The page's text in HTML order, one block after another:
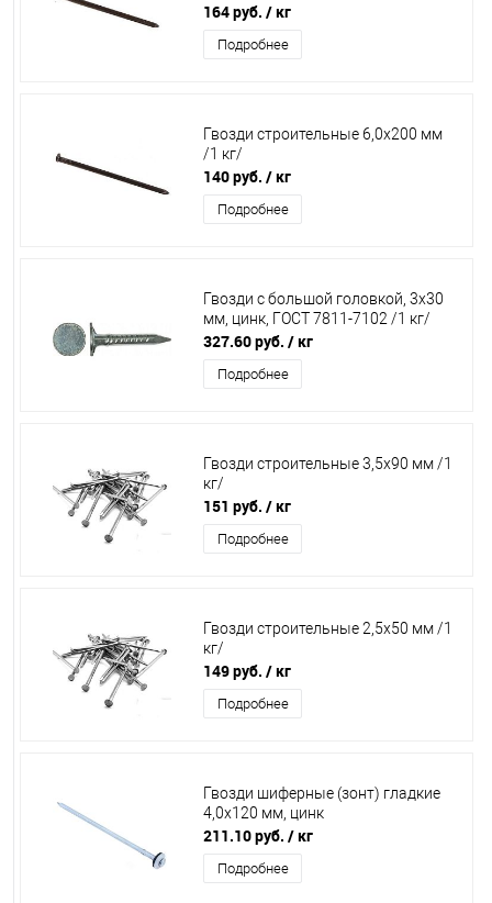
164 руб. / кг
Подробнее
Гвозди строительные 6,0х200 мм
/1 кг/
140 руб. / кг
Подробнее
Гвозди с большой головкой, 3х30
мм, цинк, ГОСТ 7811-7102 /1 кг/
327.60 руб. / кг
Подробнее
Гвозди строительные 3,5х90 мм /1
кг/
151 руб. / кг
Подробнее
Гвозди строительные 2,5х50 мм /1
кг/
149 руб. / кг
Подробнее
Гвозди шиферные (зонт) гладкие
4,0х120 мм, цинк
211.10 руб. / кг
Подробнее